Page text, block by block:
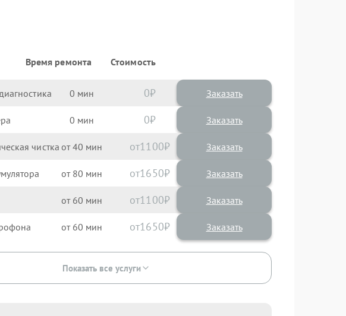
Время ремонта Стоимость
0 0 Заказать
0 0 Заказать
чистка 40 1100
80 1650
60 1100
60 1650
Показать все услуги